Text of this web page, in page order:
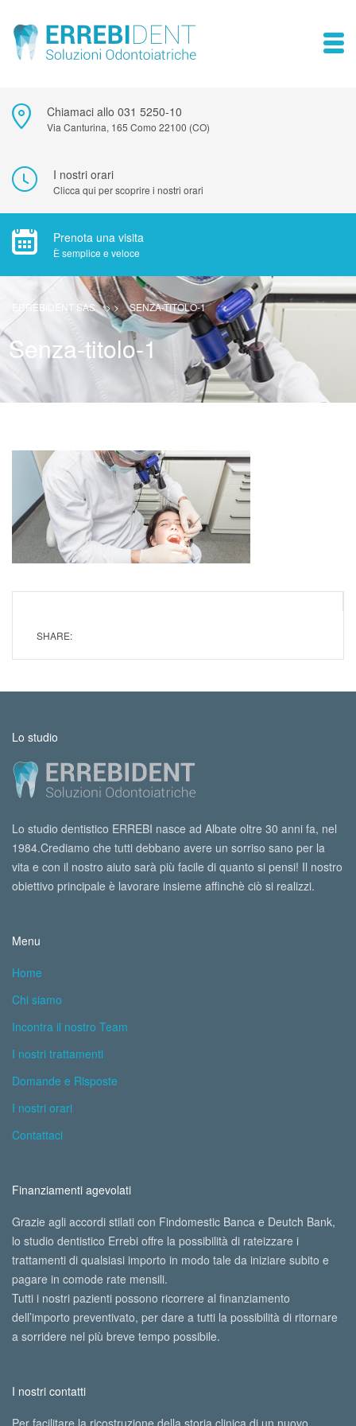
Chiamaci allo 031 5250-10
Via Canturina, 165 Como 22100 (CO)
I nostri orari
Clicca qui per scoprire i nostri orari
Prenota una visita
È semplice e veloce
ERREBIDENT SAS > > SENZA-TITOLO-1
Senza-titolo-1
SHARE:
Lo studio
Lo studio dentistico ERREBI nasce ad Albate oltre 30 anni fa, nel
1984.Crediamo che tutti debbano avere un sorriso sano per la
vita e con il nostro aiuto sarà più facile di quanto si pensi! Il nostro
obiettivo principale è lavorare insieme affinchè ciò si realizzi.
Menu
Home
Chi siamo
Incontra il nostro Team
I nostri trattamenti
Domande e Risposte
I nostri orari
Contattaci
Finanziamenti agevolati
Grazie agli accordi stilati con Findomestic Banca e Deutch Bank,
lo studio dentistico Errebi offre la possibilità di rateizzare i
trattamenti di qualsiasi importo in modo tale da iniziare subito e
pagare in comode rate mensili.
Tutti i nostri pazienti possono ricorrere al finanziamento
dell’importo preventivato, per dare a tutti la possibilità di ritornare
a sorridere nel più breve tempo possibile.
I nostri contatti
Per facilitare la ricostruzione della storia clinica di un nuovo